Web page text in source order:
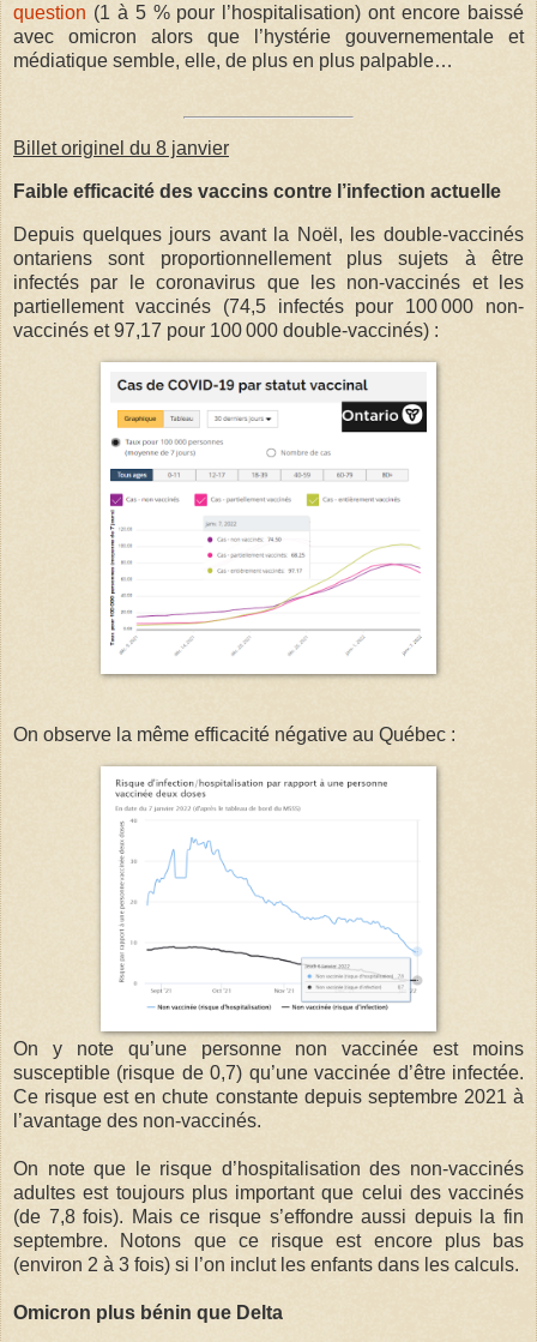
question (1 à 5 % pour l’hospitalisation) ont encore baissé
avec omicron alors que l’hystérie gouvernementale et
médiatique semble, elle, de plus en plus palpable…
Billet originel du 8 janvier
Faible efficacité des vaccins contre l’infection actuelle
Depuis quelques jours avant la Noël, les double-vaccinés
ontariens sont proportionnellement plus sujets à être
infectés par le coronavirus que les non-vaccinés et les
partiellement vaccinés (74,5 infectés pour 100 000 non-
vaccinés et 97,17 pour 100 000 double-vaccinés) :
On observe la même efficacité négative au Québec :
On y note qu’une personne non vaccinée est moins
susceptible (risque de 0,7) qu’une vaccinée d’être infectée.
Ce risque est en chute constante depuis septembre 2021 à
l’avantage des non-vaccinés.
On note que le risque d’hospitalisation des non-vaccinés
adultes est toujours plus important que celui des vaccinés
(de 7,8 fois). Mais ce risque s’effondre aussi depuis la fin
septembre. Notons que ce risque est encore plus bas
(environ 2 à 3 fois) si l’on inclut les enfants dans les calculs.
Omicron plus bénin que Delta